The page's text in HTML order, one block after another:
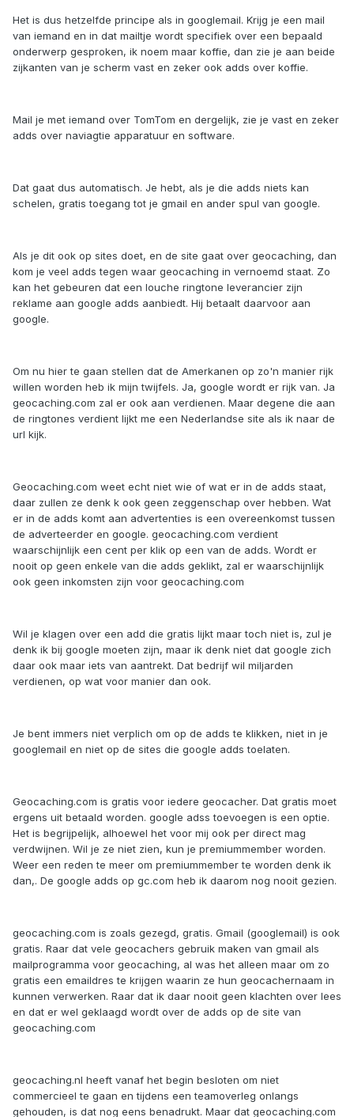
Het is dus hetzelfde principe als in googlemail. Krijg je een mail
van iemand en in dat mailtje wordt specifiek over een bepaald
onderwerp gesproken, ik noem maar koffie, dan zie je aan beide
zijkanten van je scherm vast en zeker ook adds over koffie.
Mail je met iemand over TomTom en dergelijk, zie je vast en zeker
adds over naviagtie apparatuur en software.
Dat gaat dus automatisch. Je hebt, als je die adds niets kan
schelen, gratis toegang tot je gmail en ander spul van google.
Als je dit ook op sites doet, en de site gaat over geocaching, dan
kom je veel adds tegen waar geocaching in vernoemd staat. Zo
kan het gebeuren dat een louche ringtone leverancier zijn
reklame aan google adds aanbiedt. Hij betaalt daarvoor aan
google.
Om nu hier te gaan stellen dat de Amerkanen op zo'n manier rijk
willen worden heb ik mijn twijfels. Ja, google wordt er rijk van. Ja
geocaching.com zal er ook aan verdienen. Maar degene die aan
de ringtones verdient lijkt me een Nederlandse site als ik naar de
url kijk.
Geocaching.com weet echt niet wie of wat er in de adds staat,
daar zullen ze denk k ook geen zeggenschap over hebben. Wat
er in de adds komt aan advertenties is een overeenkomst tussen
de adverteerder en google. geocaching.com verdient
waarschijnlijk een cent per klik op een van de adds. Wordt er
nooit op geen enkele van die adds geklikt, zal er waarschijnlijk
ook geen inkomsten zijn voor geocaching.com
Wil je klagen over een add die gratis lijkt maar toch niet is, zul je
denk ik bij google moeten zijn, maar ik denk niet dat google zich
daar ook maar iets van aantrekt. Dat bedrijf wil miljarden
verdienen, op wat voor manier dan ook.
Je bent immers niet verplich om op de adds te klikken, niet in je
googlemail en niet op de sites die google adds toelaten.
Geocaching.com is gratis voor iedere geocacher. Dat gratis moet
ergens uit betaald worden. google adss toevoegen is een optie.
Het is begrijpelijk, alhoewel het voor mij ook per direct mag
verdwijnen. Wil je ze niet zien, kun je premiummember worden.
Weer een reden te meer om premiummember te worden denk ik
dan,. De google adds op gc.com heb ik daarom nog nooit gezien.
geocaching.com is zoals gezegd, gratis. Gmail (googlemail) is ook
gratis. Raar dat vele geocachers gebruik maken van gmail als
mailprogramma voor geocaching, al was het alleen maar om zo
gratis een emaildres te krijgen waarin ze hun geocachernaam in
kunnen verwerken. Raar dat ik daar nooit geen klachten over lees
en dat er wel geklaagd wordt over de adds op de site van
geocaching.com
geocaching.nl heeft vanaf het begin besloten om niet
commercieel te gaan en tijdens een teamoverleg onlangs
gehouden, is dat nog eens benadrukt. Maar dat geocaching.com